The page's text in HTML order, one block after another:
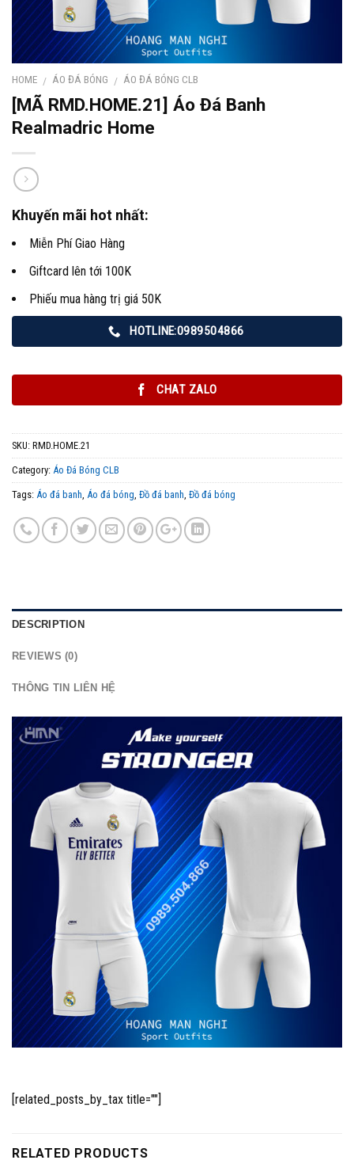
HOME / ÁO ĐÁ BÓNG / ÁO ĐÁ BÓNG CLB
[MÃ RMD.HOME.21] Áo Đá Banh
Realmadric Home
Khuyến mãi hot nhất:
Miễn Phí Giao Hàng
Giftcard lên tới 100K
Phiếu mua hàng trị giá 50K
HOTLINE:0989504866
CHAT ZALO
SKU: RMD.HOME.21
Category: Áo Đá Bóng CLB
Tags: Áo đá banh, Áo đá bóng, Đồ đá banh, Đồ đá bóng
DESCRIPTION
REVIEWS (0)
THÔNG TIN LIÊN HỆ
[related_posts_by_tax title=""]
RELATED PRODUCTS